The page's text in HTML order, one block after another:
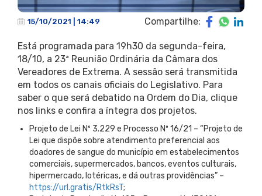
15/10/2021 | 14:49 Compartilhe:
Está programada para 19h30 da segunda-feira,
18/10, a 23ª Reunião Ordinária da Câmara dos
Vereadores de Extrema. A sessão será transmitida
em todos os canais oficiais do Legislativo. Para
saber o que será debatido na Ordem do Dia, clique
nos links e confira a íntegra dos projetos.
Projeto de Lei Nº 3.229 e Processo Nº 16/21 – “Projeto de
Lei que dispõe sobre atendimento preferencial aos
doadores de sangue do município em estabelecimentos
comerciais, supermercados, bancos, eventos culturais,
hipermercado, lotéricas, e dá outras providências” –
https://url.gratis/RtkRsT;